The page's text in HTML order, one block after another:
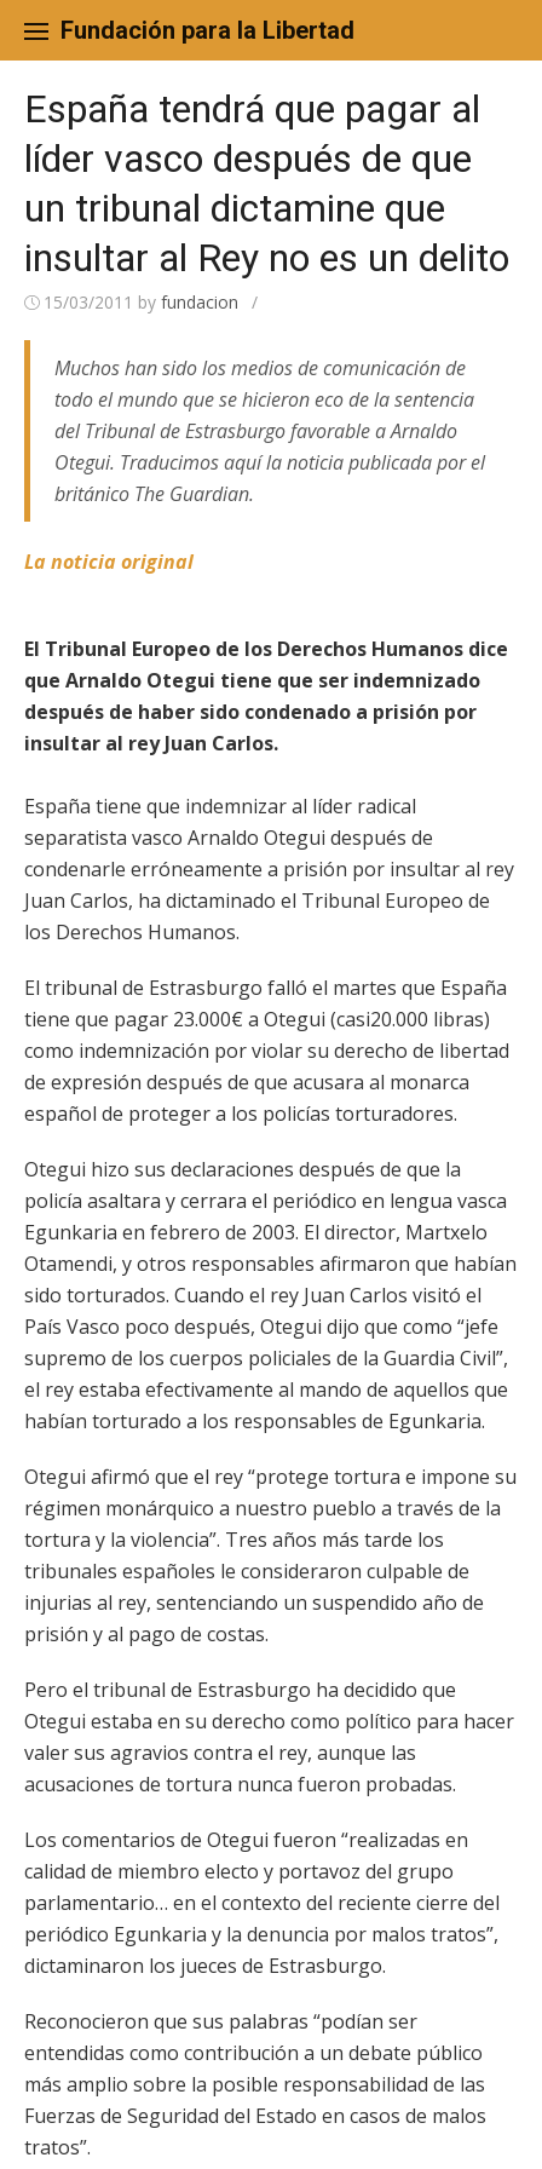
content
Fundación para la Libertad
España tendrá que pagar al
líder vasco después de que
un tribunal dictamine que
insultar al Rey no es un delito
15/03/2011 by fundacion /
Muchos han sido los medios de comunicación de
todo el mundo que se hicieron eco de la sentencia
del Tribunal de Estrasburgo favorable a Arnaldo
Otegui. Traducimos aquí la noticia publicada por el
británico The Guardian.
La noticia original
El Tribunal Europeo de los Derechos Humanos dice
que Arnaldo Otegui tiene que ser indemnizado
después de haber sido condenado a prisión por
insultar al rey Juan Carlos.
España tiene que indemnizar al líder radical
separatista vasco Arnaldo Otegui después de
condenarle erróneamente a prisión por insultar al rey
Juan Carlos, ha dictaminado el Tribunal Europeo de
los Derechos Humanos.
El tribunal de Estrasburgo falló el martes que España
tiene que pagar 23.000€ a Otegui (casi20.000 libras)
como indemnización por violar su derecho de libertad
de expresión después de que acusara al monarca
español de proteger a los policías torturadores.
Otegui hizo sus declaraciones después de que la
policía asaltara y cerrara el periódico en lengua vasca
Egunkaria en febrero de 2003. El director, Martxelo
Otamendi, y otros responsables afirmaron que habían
sido torturados. Cuando el rey Juan Carlos visitó el
País Vasco poco después, Otegui dijo que como “jefe
supremo de los cuerpos policiales de la Guardia Civil”,
el rey estaba efectivamente al mando de aquellos que
habían torturado a los responsables de Egunkaria.
Otegui afirmó que el rey “protege tortura e impone su
régimen monárquico a nuestro pueblo a través de la
tortura y la violencia”. Tres años más tarde los
tribunales españoles le consideraron culpable de
injurias al rey, sentenciando un suspendido año de
prisión y al pago de costas.
Pero el tribunal de Estrasburgo ha decidido que
Otegui estaba en su derecho como político para hacer
valer sus agravios contra el rey, aunque las
acusaciones de tortura nunca fueron probadas.
Los comentarios de Otegui fueron “realizadas en
calidad de miembro electo y portavoz del grupo
parlamentario… en el contexto del reciente cierre del
periódico Egunkaria y la denuncia por malos tratos”,
dictaminaron los jueces de Estrasburgo.
Reconocieron que sus palabras “podían ser
entendidas como contribución a un debate público
más amplio sobre la posible responsabilidad de las
Fuerzas de Seguridad del Estado en casos de malos
tratos”.